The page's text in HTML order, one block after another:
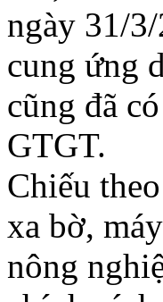
ngày 31/
cung ứng
cũng đã
GTGT.
Chiếu
xa bờ,
nông